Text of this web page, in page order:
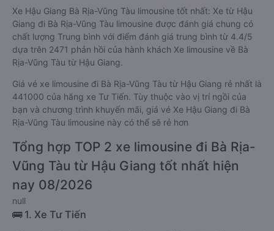
Xe Hậu Giang Bà Rịa-Vũng Tàu limousine tốt nhất: Xe từ Hậu
Giang đi Bà Rịa-Vũng Tàu limousine được đánh giá chung có
chất lượng Trung bình với điểm đánh giá trung bình từ 4.4/5
dựa trên 2471 phản hồi của hành khách Xe limousine về Bà
Rịa-Vũng Tàu từ Hậu Giang.
Giá vé xe limousine đi Bà Rịa-Vũng Tàu từ Hậu Giang rẻ nhất là
441000 của hãng xe Tư Tiến. Tùy thuộc vào vị trí ngồi của
bạn và chương trình khuyến mãi, giá vé Xe Hậu Giang đi Bà
Rịa-Vũng Tàu limousine này có thể sẽ rẻ hơn
Tổng hợp TOP 2 xe limousine đi Bà Rịa-
Vũng Tàu từ Hậu Giang tốt nhất hiện
nay 08/2026
null
🚌 1. Xe Tư Tiến